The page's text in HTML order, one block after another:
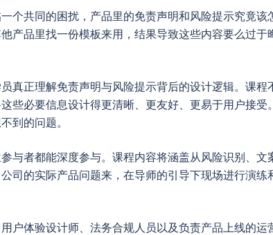
个共同的困扰，产品里的免责声明和风险提示究竟
产品里找一份模板来用，结果导致这些内容要么过
真正理解免责声明与风险提示背后的设计逻辑。课
些必要信息设计得更清晰、更友好、更易于用户接
到的问题。
与者都能深度参与。课程内容将涵盖从风险识别、
司的实际产品问题来，在导师的引导下现场进行演
户体验设计师、法务合规人员以及负责产品上线的